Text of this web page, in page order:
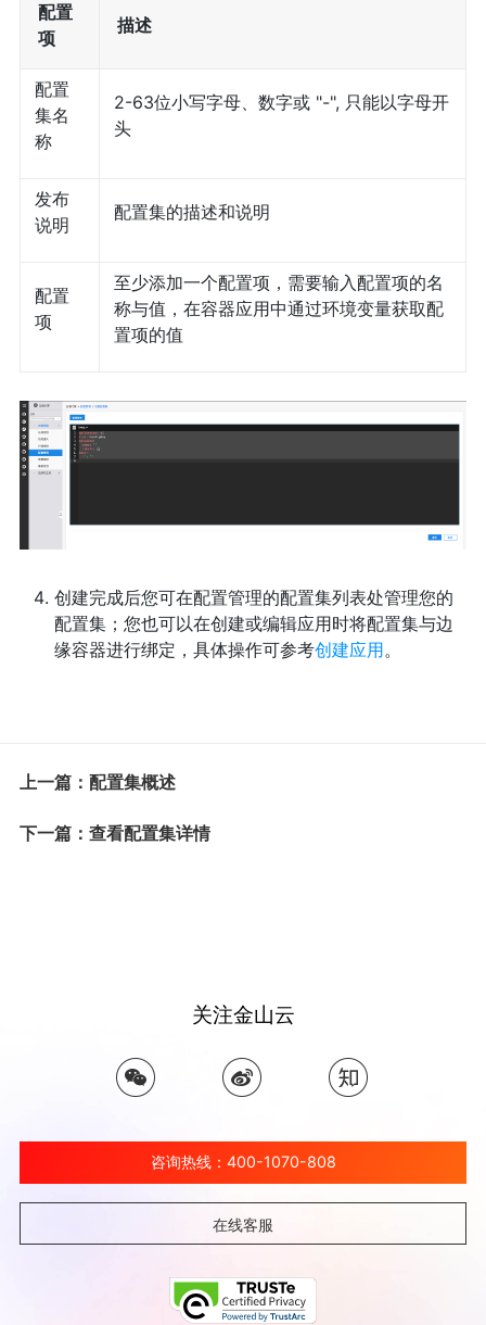
配置
项
描述
配置
集名
称
2-63位小写字母、数字或 "-", 只能以字母开
头
发布
说明
配置集的描述和说明
配置
项
至少添加一个配置项，需要输入配置项的名
称与值，在容器应用中通过环境变量获取配
置项的值
创建完成后您可在配置管理的配置集列表处管理您的
配置集；您也可以在创建或编辑应用时将配置集与边
缘容器进行绑定，具体操作可参考创建应用。
上一篇：配置集概述
下一篇：查看配置集详情
关注金山云
咨询热线：400-1070-808
在线客服